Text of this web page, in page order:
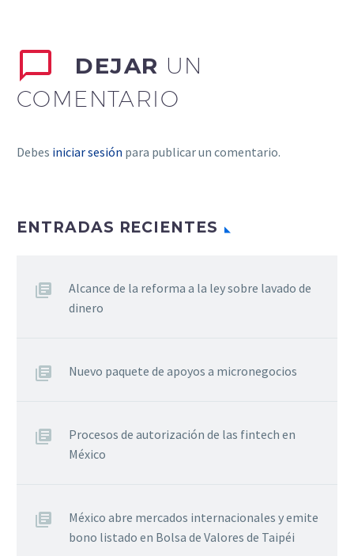
DEJAR UN
COMENTARIO
Debes iniciar sesión para publicar un comentario.
ENTRADAS RECIENTES
Alcance de la reforma a la ley sobre lavado de
dinero
Nuevo paquete de apoyos a micronegocios
Procesos de autorización de las fintech en
México
México abre mercados internacionales y emite
bono listado en Bolsa de Valores de Taipéi